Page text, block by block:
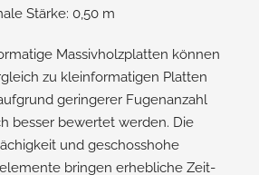
Stärke: 0,50 m
Massivholzplatten können
zu kleinformatigen Platten
geringerer Fugenanzahl
besser bewertet werden. Die
und geschosshohe
bringen erhebliche Zeit-